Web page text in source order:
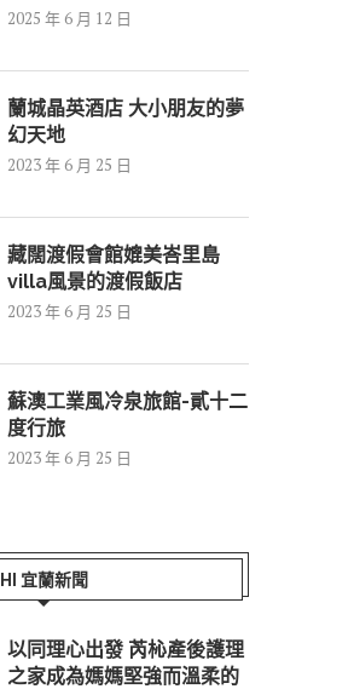
2025 年 6 月 12 日
蘭城晶英酒店 大小朋友的夢
幻天地
2023 年 6 月 25 日
藏闊渡假會館媲美峇里島
villa風景的渡假飯店
2023 年 6 月 25 日
蘇澳工業風冷泉旅館-貳十二
度行旅
2023 年 6 月 25 日
HI 宜蘭新聞
以同理心出發 芮杺產後護理
之家成為媽媽堅強而溫柔的